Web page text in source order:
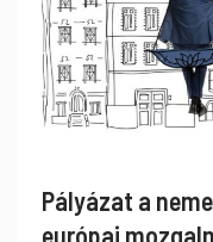
Pályázat a
európai